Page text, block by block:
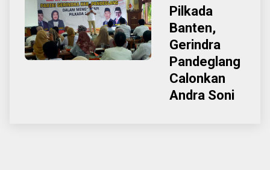
Pilkada
Banten,
Gerindra
Pandeglang
Calonkan
Andra Soni